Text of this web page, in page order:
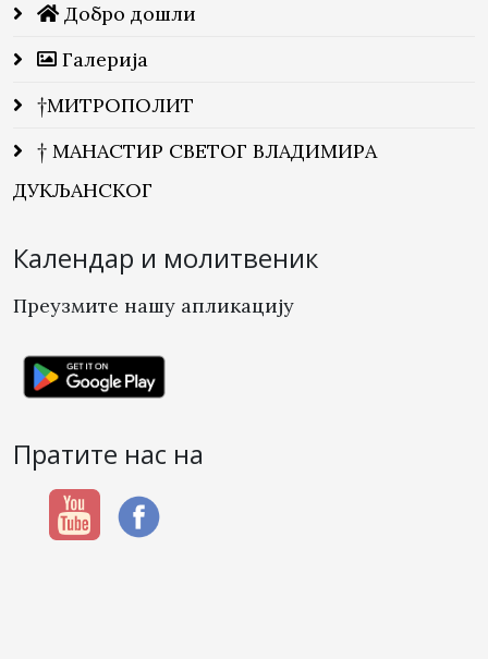
Добро дошли
Галерија
†МИТРОПОЛИТ
† МАНАСТИР СВЕТОГ ВЛАДИМИРА
ДУКЉАНСКОГ
Календар и молитвеник
Преузмите нашу апликацију
Пратите нас на